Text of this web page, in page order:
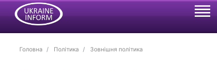
Головна Політика Зовнішня політика